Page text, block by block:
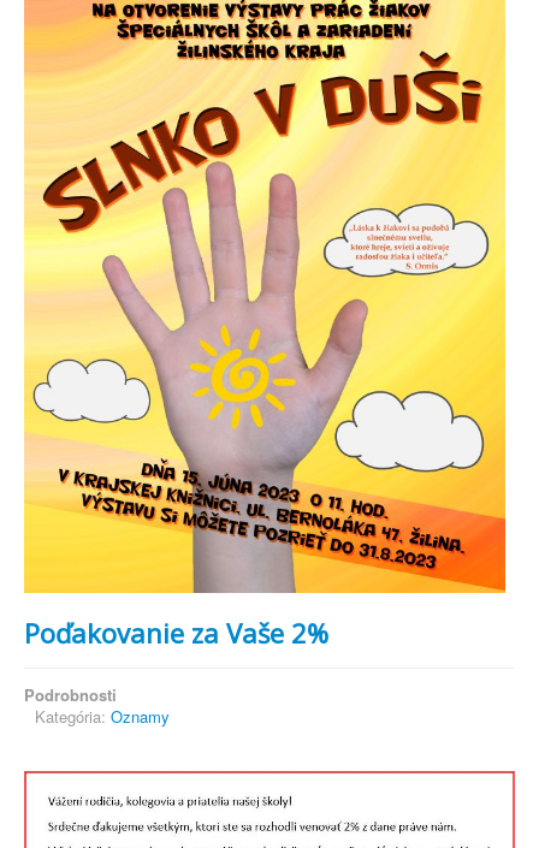
Poďakovanie za Vaše 2%
Podrobnosti
Kategória: Oznamy